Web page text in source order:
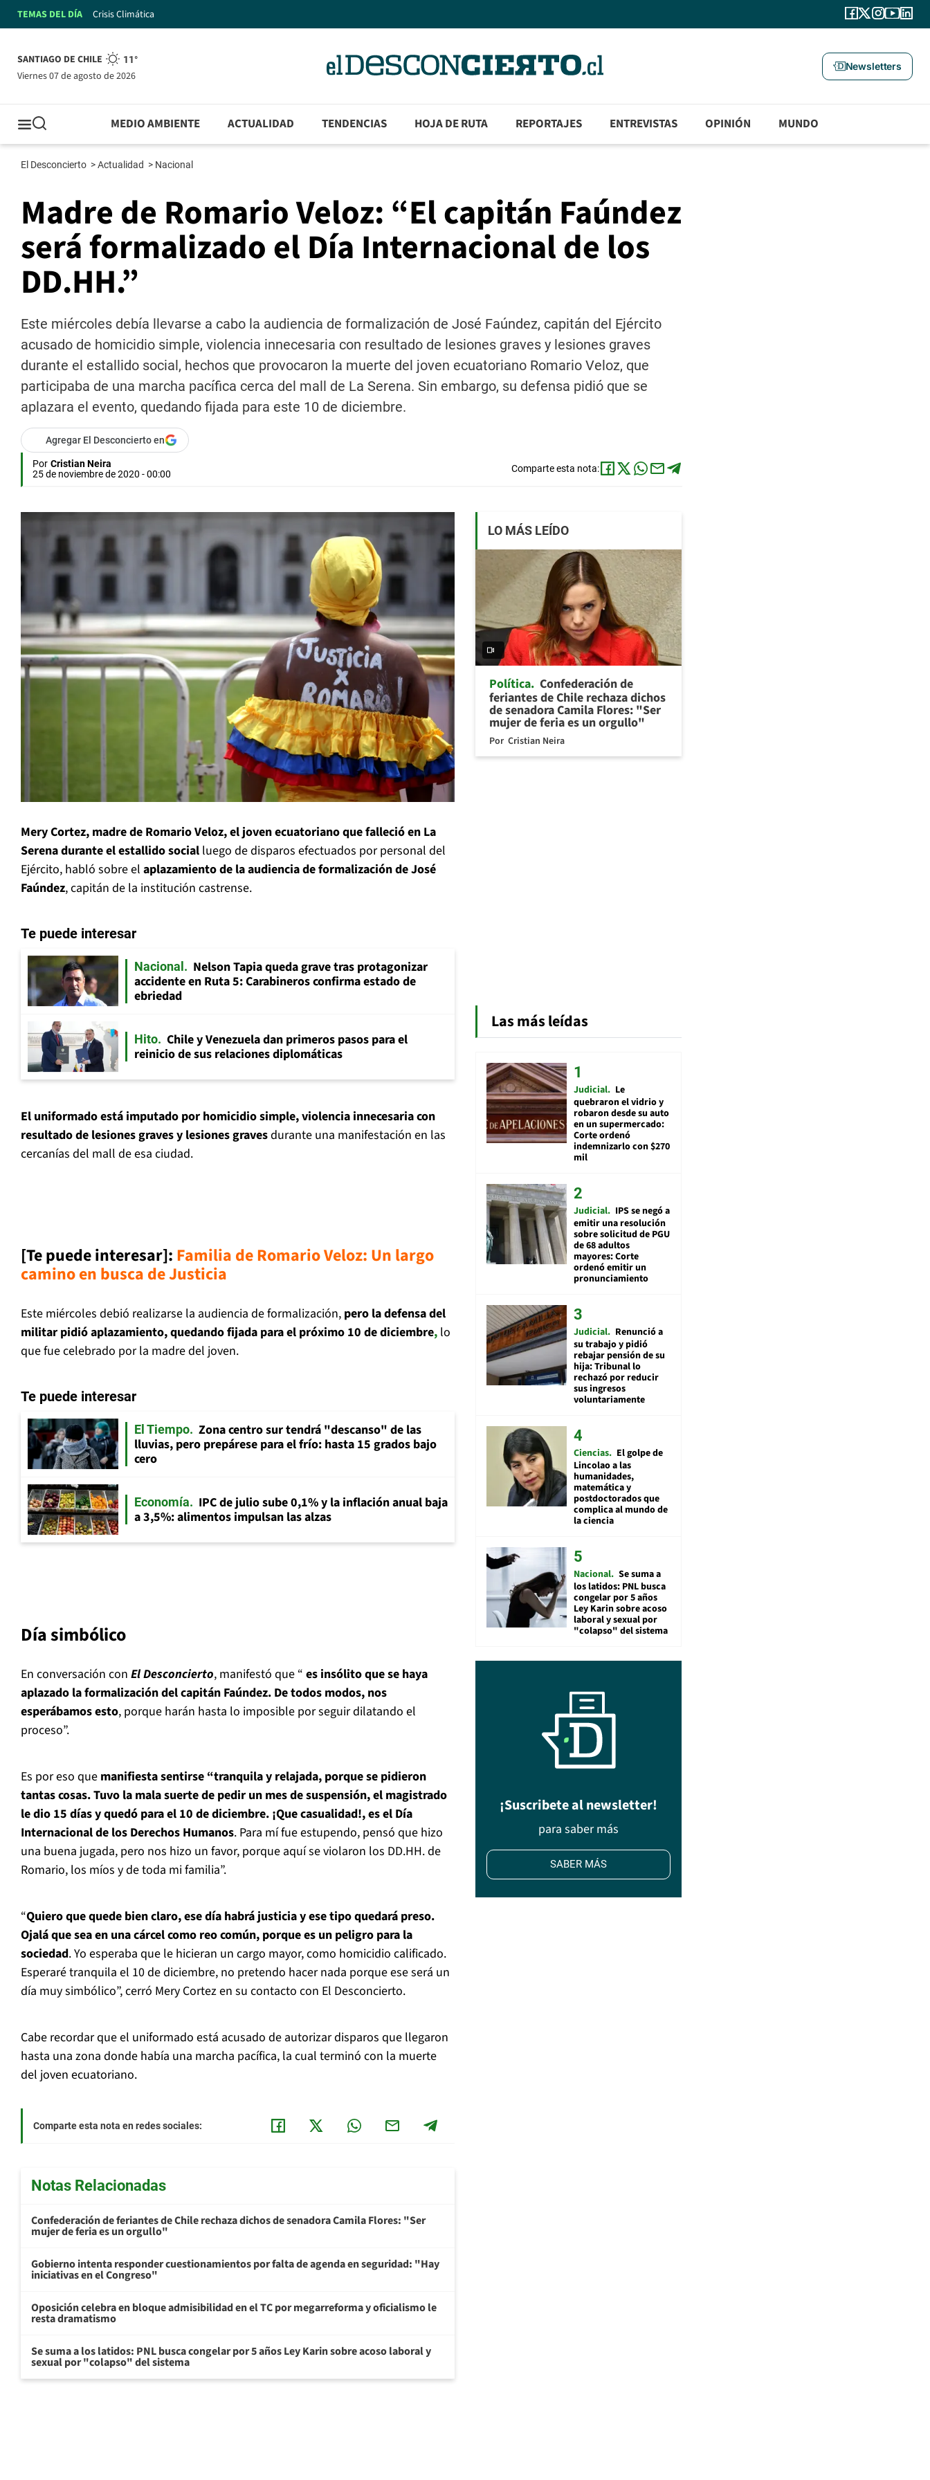
TEMAS DEL DÍA Crisis Climática
SANTIAGO DE CHILE 11°
viernes 07 de agosto de 2026
Newsletters
MEDIO AMBIENTE ACTUALIDAD TENDENCIAS HOJA DE RUTA REPORTAJES ENTREVISTAS OPINIÓN MUNDO
El Desconcierto >Actualidad > Nacional
Madre de Romario Veloz: “El capitán Faúndez
será formalizado el Día Internacional de los
DD.HH.”
Este miércoles debía llevarse a cabo la audiencia de formalización de José Faúndez, capitán del Ejército
acusado de homicidio simple, violencia innecesaria con resultado de lesiones graves y lesiones graves
durante el estallido social, hechos que provocaron la muerte del joven ecuatoriano Romario Veloz, que
participaba de una marcha pacífica cerca del mall de La Serena. Sin embargo, su defensa pidió que se
aplazara el evento, quedando fijada para este 10 de diciembre.
Agregar El Desconcierto en
Por Cristian Neira
25 de noviembre de 2020 - 00:00
Comparte esta nota:
Mery Cortez, madre de Romario Veloz, el joven ecuatoriano que falleció en La
Serena durante el estallido social luego de disparos efectuados por personal del
Ejército, habló sobre el aplazamiento de la audiencia de formalización de José
Faúndez, capitán de la institución castrense.
Te puede interesar
Nacional
Nelson Tapia queda grave tras protagonizar
accidente en Ruta 5: Carabineros confirma estado de
ebriedad
Hito
Chile y Venezuela dan primeros pasos para el
reinicio de sus relaciones diplomáticas
El uniformado está imputado por homicidio simple, violencia innecesaria con
resultado de lesiones graves y lesiones gravesdurante una manifestación en las
cercanías del mall de esa ciudad.
[Te puede interesar]: Familia de Romario Veloz: Un largo
camino en busca de Justicia
Este miércoles debió realizarse la audiencia de formalización, pero la defensa del
militar pidió aplazamiento, quedando fijada para el próximo 10 de diciembre, lo
que fue celebrado por la madre del joven.
Te puede interesar
El Tiempo
Zona centro sur tendrá "descanso" de las
lluvias, pero prepárese para el frío: hasta 15 grados bajo
cero
Economía
IPC de julio sube 0,1% y la inflación anual baja
a 3,5%: alimentos impulsan las alzas
Día simbólico
En conversación con El Desconcierto, manifestó que “ es insólito que se haya
aplazado la formalización del capitán Faúndez. De todos modos, nos
esperábamos esto, porque harán hasta lo imposible por seguir dilatando el
proceso”.
Es por eso que manifiesta sentirse “tranquila y relajada, porque se pidieron
tantas cosas. Tuvo la mala suerte de pedir un mes de suspensión, el magistrado
le dio 15 días y quedó para el 10 de diciembre. ¡Que casualidad!, es el Día
Internacional de los Derechos Humanos. Para mí fue estupendo, pensó que hizo
una buena jugada, pero nos hizo un favor, porque aquí se violaron los DD.HH. de
Romario, los míos y de toda mi familia”.
“Quiero que quede bien claro, ese día habrá justicia y ese tipo quedará preso.
Ojalá que sea en una cárcel como reo común, porque es un peligro para la
sociedad. Yo esperaba que le hicieran un cargo mayor, como homicidio calificado.
Esperaré tranquila el 10 de diciembre, no pretendo hacer nada porque ese será un
día muy simbólico”, cerró Mery Cortez en su contacto con El Desconcierto.
Cabe recordar que el uniformado está acusado de autorizar disparos que llegaron
hasta una zona donde había una marcha pacífica, la cual terminó con la muerte
del joven ecuatoriano.
Comparte esta nota en redes sociales:
Notas Relacionadas
Confederación de feriantes de Chile rechaza dichos de senadora Camila Flores: "Ser
mujer de feria es un orgullo"
Gobierno intenta responder cuestionamientos por falta de agenda en seguridad: "Hay
iniciativas en el Congreso"
Oposición celebra en bloque admisibilidad en el TC por megarreforma y oficialismo le
resta dramatismo
Se suma a los latidos: PNL busca congelar por 5 años Ley Karin sobre acoso laboral y
sexual por "colapso" del sistema
LO MÁS LEÍDO
Política Confederación de
feriantes de Chile rechaza dichos
de senadora Camila Flores: "Ser
mujer de feria es un orgullo"
Por Cristian Neira
Las más leídas
Judicial Le
quebraron el vidrio y
robaron desde su auto
en un supermercado:
Corte ordenó
indemnizarlo con $270
mil
Judicial IPS se negó a
emitir una resolución
sobre solicitud de PGU
de 68 adultos
mayores: Corte
ordenó emitir un
pronunciamiento
Judicial Renunció a
su trabajo y pidió
rebajar pensión de su
hija: Tribunal lo
rechazó por reducir
sus ingresos
voluntariamente
Ciencias El golpe de
Lincolao a las
humanidades,
matemática y
postdoctorados que
complica al mundo de
la ciencia
Nacional Se suma a
los latidos: PNL busca
congelar por 5 años
Ley Karin sobre acoso
laboral y sexual por
"colapso" del sistema
¡Suscribete al newsletter!
para saber más
SABER MÁS